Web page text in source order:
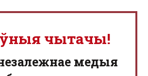
чытачы!
медыя